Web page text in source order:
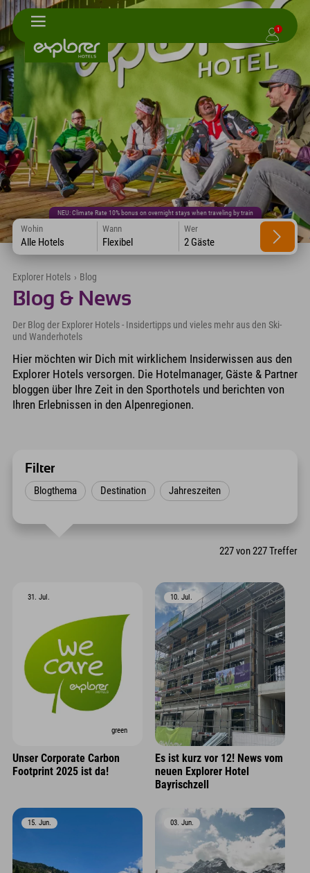
1
NEU: Climate Rate 10% bonus on overnight stays when traveling by train
Wohin
Alle Hotels
Wann
Flexibel
Wer
2 Gäste
Explorer Hotels › Blog
Blog & News
Der Blog der Explorer Hotels - Insidertipps und vieles mehr aus den Ski-
und Wanderhotels
Hier möchten wir Dich mit wirklichem Insiderwissen aus den
Explorer Hotels versorgen. Die Hotelmanager, Gäste & Partner
bloggen über Ihre Zeit in den Sporthotels und berichten von
Ihren Erlebnissen in den Alpenregionen.
Filter
Blogthema Destination Jahreszeiten
227von227Treffer
green
31. Jul.
Unser Corporate Carbon
Footprint 2025 ist da!
10. Jul.
Es ist kurz vor 12! News vom
neuen Explorer Hotel
Bayrischzell
15. Jun. 03. Jun.